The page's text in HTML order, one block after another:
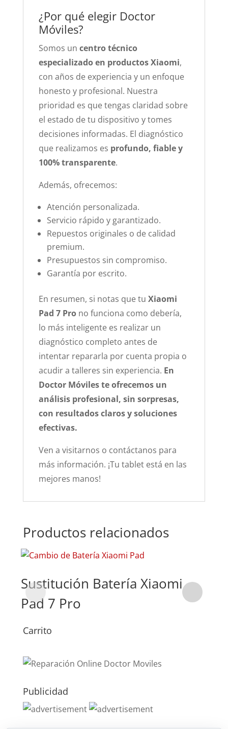
¿Por qué elegir Doctor
Móviles?
Somos un centro técnico
especializado en productos Xiaomi,
con años de experiencia y un enfoque
honesto y profesional. Nuestra
prioridad es que tengas claridad sobre
el estado de tu dispositivo y tomes
decisiones informadas. El diagnóstico
que realizamos es profundo, fiable y
100% transparente.
Además, ofrecemos:
Atención personalizada.
Servicio rápido y garantizado.
Repuestos originales o de calidad
premium.
Presupuestos sin compromiso.
Garantía por escrito.
En resumen, si notas que tu Xiaomi
Pad 7 Prono funciona como debería,
lo más inteligente es realizar un
diagnóstico completo antes de
intentar repararla por cuenta propia o
acudir a talleres sin experiencia. En
Doctor Móviles te ofrecemos un
análisis profesional, sin sorpresas,
con resultados claros y soluciones
efectivas.
Ven a visitarnos o contáctanos para
más información. ¡Tu tablet está en las
mejores manos!
Productos relacionados
Sustitución Batería Xiaomi
Pad 7 Pro
Carrito
Publicidad